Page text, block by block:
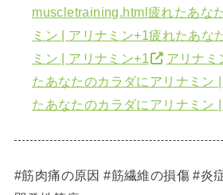
muscletraining.html疲れたあな
ミン | アリナミン+1疲れたあな
ミン | アリナミン+1 アリナミ
たあなたのカラダにアリナミン
たあなたのカラダにアリナミン
#筋肉痛の原因 #筋繊維の損傷 #炎